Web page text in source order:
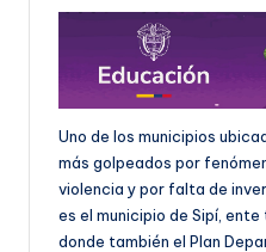
Uno de los municipios
más golpeados por
violencia y por falta de
es el municipio de Sipí,
donde también el Plan